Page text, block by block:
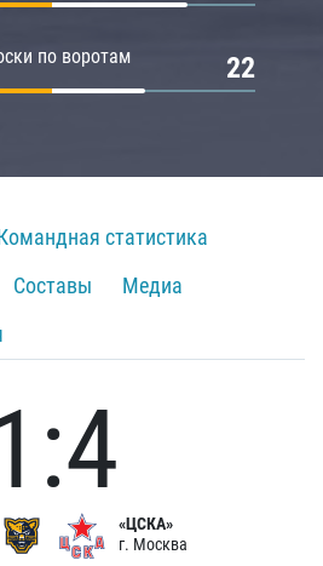
по воротам 22
статистика
Составы
Медиа
«ЦСКА»
г. Москва